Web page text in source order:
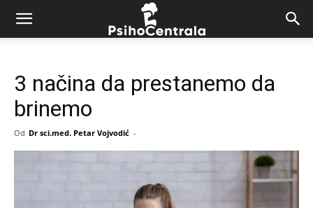
3 načina da prestanemo da
brinemo
Od Dr sci.med. Petar Vojvodić -